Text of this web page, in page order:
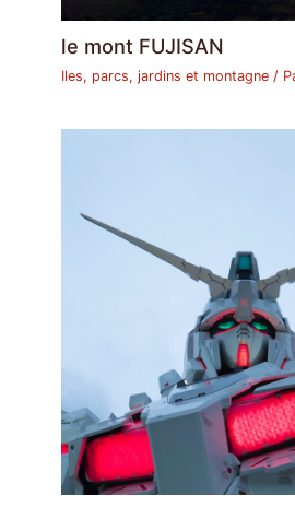
le mont FUJISAN
Iles, parcs, jardins et montagne /